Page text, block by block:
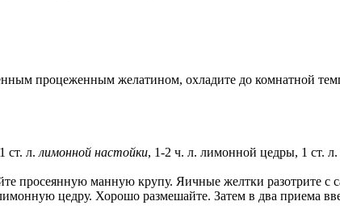
процеженным желатином, охладите до комнатной
ст. л. лимонной настойки, 1-2 ч. л. лимонной цедры, 1 ст. л.
просеянную манную крупу. Яичные желтки разотрите с
цедру. Хорошо размешайте. Затем в два приема